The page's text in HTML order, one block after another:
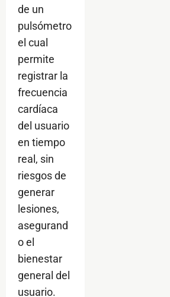
de un
pulsómetro
el cual
permite
registrar la
frecuencia
cardíaca
del usuario
en tiempo
real, sin
riesgos de
generar
lesiones,
asegurand
o el
bienestar
general del
usuario.